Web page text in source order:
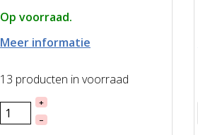
Op voorraad.
Meer informatie
13 producten in voorraad
+
–